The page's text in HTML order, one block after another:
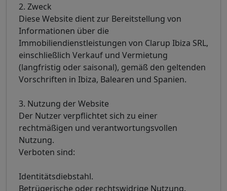
2. Zweck
Diese Website dient zur Bereitstellung von
Informationen über die
Immobiliendienstleistungen von Clarup Ibiza SRL,
einschließlich Verkauf und Vermietung
(langfristig oder saisonal), gemäß den geltenden
Vorschriften in Ibiza, Balearen und Spanien.
3. Nutzung der Website
Der Nutzer verpflichtet sich zu einer
rechtmäßigen und verantwortungsvollen
Nutzung.
Verboten sind:
Identitätsdiebstahl.
Betrügerische oder rechtswidrige Nutzung.